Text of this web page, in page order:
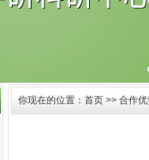
你现在的位置：首页 >> 合作